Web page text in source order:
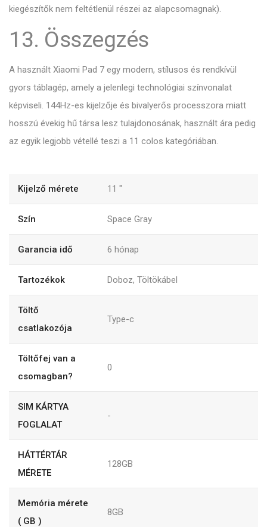
kiegészítők nem feltétlenül részei az alapcsomagnak).
13. Összegzés
A használt Xiaomi Pad 7 egy modern, stílusos és rendkívül
gyors táblagép, amely a jelenlegi technológiai színvonalat
képviseli. 144Hz-es kijelzője és bivalyerős processzora miatt
hosszú évekig hű társa lesz tulajdonosának, használt ára pedig
az egyik legjobb vétellé teszi a 11 colos kategóriában.
Kijelző mérete 11 "
Szín Space Gray
Garancia idő 6 hónap
Tartozékok Doboz, Töltökábel
Töltő
csatlakozója
Type-c
Töltőfej van a
csomagban?
0
SIM KÁRTYA
FOGLALAT
-
HÁTTÉRTÁR
MÉRETE
128GB
Memória mérete
( GB )
8GB